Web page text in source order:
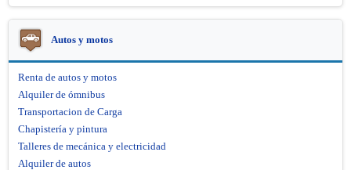
Autos y motos
Renta de autos y motos
Alquiler de ómnibus
Transportacion de Carga
Chapistería y pintura
Talleres de mecánica y electricidad
Alquiler de autos